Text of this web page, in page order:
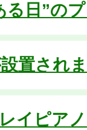
る日”の
置され
イピア